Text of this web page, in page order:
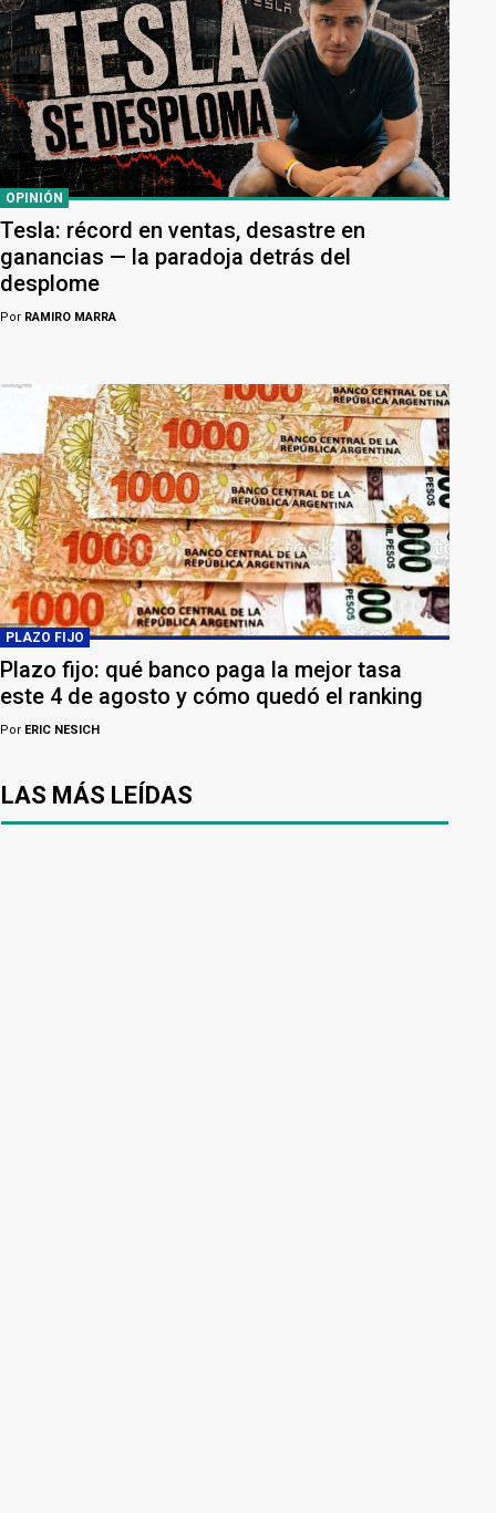
OPINIÓN
Tesla: récord en ventas, desastre en
ganancias — la paradoja detrás del
desplome
Por RAMIRO MARRA
PLAZO FIJO
Plazo fijo: qué banco paga la mejor tasa
este 4 de agosto y cómo quedó el ranking
Por ERIC NESICH
LAS MÁS LEÍDAS